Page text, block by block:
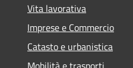
Vita lavorativa
Imprese e Commercio
Catasto e urbanistica